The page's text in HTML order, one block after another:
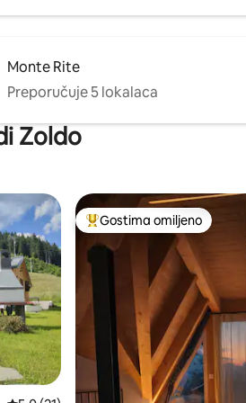
Monte Rite
Preporučuje 5 lokalaca
Zoldo
Najuspešniji među gostima
Gostima omiljeno